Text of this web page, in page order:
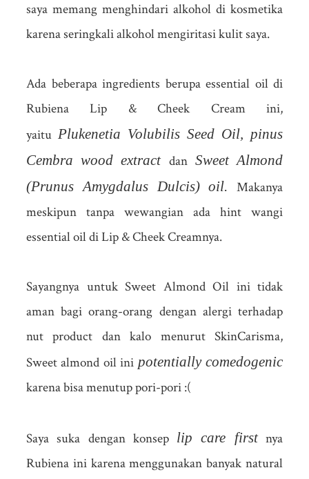
saya memang menghindari alkohol di kosmetika
karena seringkali alkohol mengiritasi kulit saya.
Ada beberapa ingredients berupa essential oil di
Rubiena Lip & Cheek Cream ini,
yaitu Plukenetia Volubilis Seed Oil, pinus
Cembra wood extract danSweet Almond
(Prunus Amygdalus Dulcis) oil. Makanya
meskipun tanpa wewangian ada hint wangi
essential oil di Lip & Cheek Creamnya.
Sayangnya untuk Sweet Almond Oil ini tidak
aman bagi orang-orang dengan alergi terhadap
nut product dan kalo menurut SkinCarisma,
Sweet almond oil ini potentially comedogenic
karena bisa menutup pori-pori :(
Saya suka dengan konsep lip care firstnya
Rubiena ini karena menggunakan banyak natural